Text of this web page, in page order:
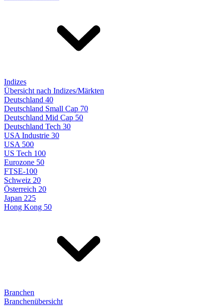
Indizes
Übersicht nach Indizes/Märkten
Deutschland 40
Deutschland Small Cap 70
Deutschland Mid Cap 50
Deutschland Tech 30
USA Industrie 30
USA 500
US Tech 100
Eurozone 50
FTSE-100
Schweiz 20
Österreich 20
Japan 225
Hong Kong 50
Branchen
Branchenübersicht